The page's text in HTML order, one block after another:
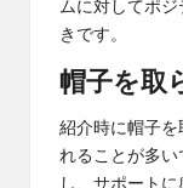
ムに対してポ
きです。
帽子を取
紹介時に帽子を
れることが多